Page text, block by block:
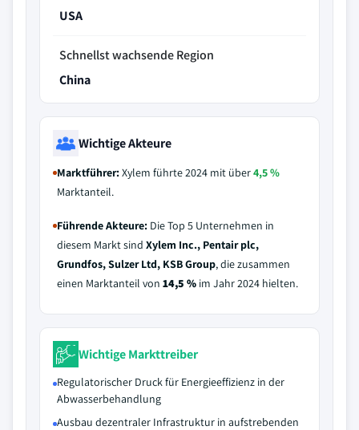
USA
Schnellst wachsende Region
China
Wichtige Akteure
Marktführer:Xylem führte 2024 mit über4,5 %
Marktanteil.
Führende Akteure: Die Top 5 Unternehmen in
diesem Markt sind Xylem Inc., Pentair plc,
Grundfos, Sulzer Ltd, KSB Group, die zusammen
einen Marktanteil von 14,5 % im Jahr 2024 hielten.
Wichtige Markttreiber
Regulatorischer Druck für Energieeffizienz in der
Abwasserbehandlung
Ausbau dezentraler Infrastruktur in aufstrebenden